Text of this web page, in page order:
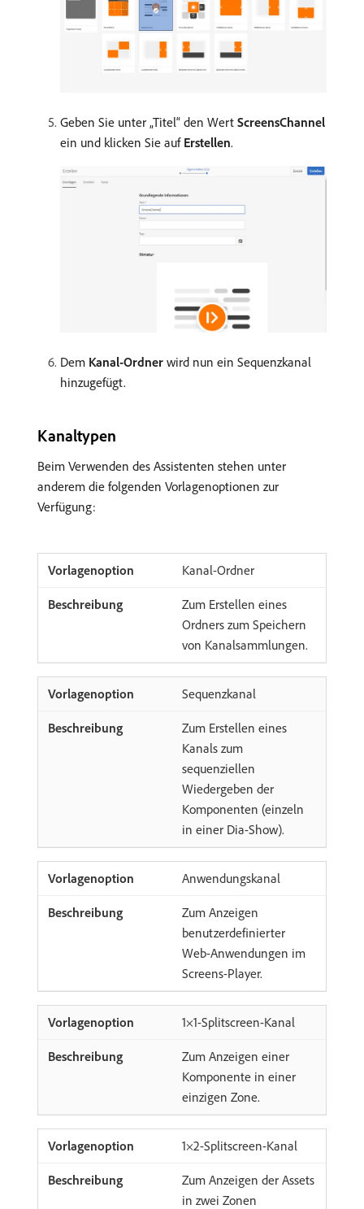
Geben Sie unter „Titel“ den Wert ScreensChannel
ein und klicken Sie auf Erstellen.
Dem Kanal-Ordner wird nun ein Sequenzkanal
hinzugefügt.
Kanaltypen
Beim Verwenden des Assistenten stehen unter
anderem die folgenden Vorlagenoptionen zur
Verfügung:
Kanal-Ordner
Zum Erstellen eines
Ordners zum Speichern
von Kanalsammlungen.
Sequenzkanal
Zum Erstellen eines
Kanals zum
sequenziellen
Wiedergeben der
Komponenten (einzeln
in einer Dia-Show).
Anwendungskanal
Zum Anzeigen
benutzerdefinierter
Web-Anwendungen im
Screens-Player.
1×1-Splitscreen-Kanal
Zum Anzeigen einer
Komponente in einer
einzigen Zone.
1×2-Splitscreen-Kanal
Zum Anzeigen der Assets
in zwei Zonen